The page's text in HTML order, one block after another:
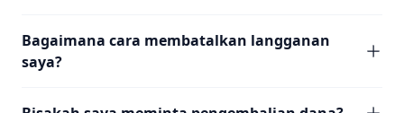
Bagaimana cara membatalkan langganan
saya?